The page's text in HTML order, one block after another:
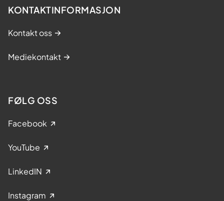
KONTAKTINFORMASJON
Kontakt oss
Mediekontakt
FØLG OSS
Facebook
YouTube
LinkedIN
Instagram